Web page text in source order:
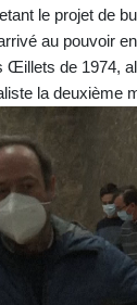
le projet de
au pouvoir
de 1974,
la deuxième